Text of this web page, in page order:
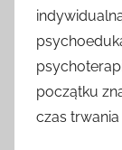
początku
czas